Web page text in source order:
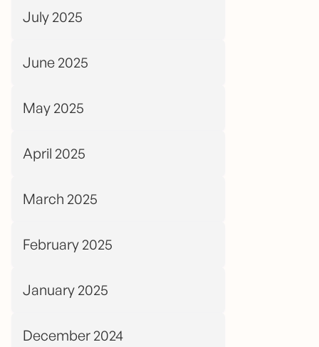
July 2025
June 2025
May 2025
April 2025
March 2025
February 2025
January 2025
December 2024